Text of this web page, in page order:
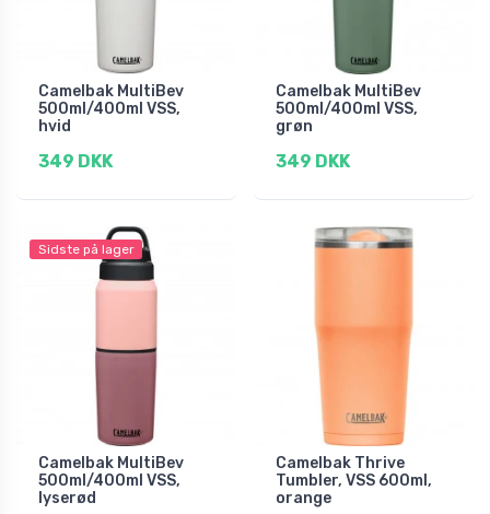
Camelbak MultiBev
500ml/400ml VSS,
hvid
349 DKK
Camelbak MultiBev
500ml/400ml VSS,
grøn
349 DKK
Sidste på lager
Camelbak MultiBev
500ml/400ml VSS,
lyserød
Camelbak Thrive
Tumbler, VSS 600ml,
orange